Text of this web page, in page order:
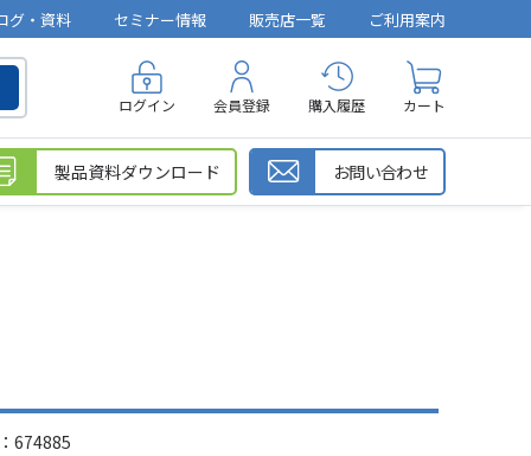
グ・資料 セミナー情報 販売店一覧 ご利用案内
ログイン 会員登録 購入履歴 カート
製品資料ダウンロード お問い合わせ
674885